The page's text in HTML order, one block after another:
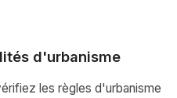
d'urbanisme
les règles d'urbanisme